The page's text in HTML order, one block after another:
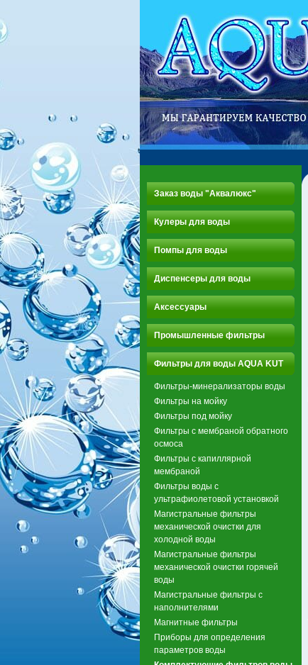
Заказ воды "Аквалюкс"
Кулеры для воды
Помпы для воды
Диспенсеры для воды
Аксессуары
Промышленные фильтры
Фильтры для воды AQUA KUT
Фильтры-минерализаторы воды
Фильтры на мойку
Фильтры под мойку
Фильтры с мембраной обратного
осмоса
Фильтры с капиллярной
мембраной
Фильтры воды с
ультрафиолетовой установкой
Магистральные фильтры
механической очистки для
холодной воды
Магистральные фильтры
механической очистки горячей
воды
Магистральные фильтры с
наполнителями
Магнитные фильтры
Приборы для определения
параметров воды